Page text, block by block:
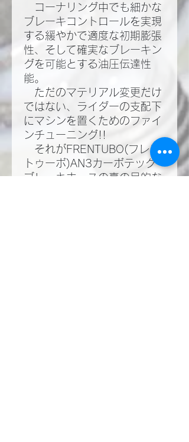
コーナリング中でも細かな
ブレーキコントロールを実現
する緩やかで適度な初期膨張
性、そして確実なブレーキン
グを可能とする油圧伝達性
能。​
ただのマテリアル変更だけ
ではない、ライダーの支配下
にマシンを置くためのファイ
ンチューニング!!​
それがFRENTUBO(フレン
トゥーボ)AN3カーボテック
ブレーキホースの真の目的な